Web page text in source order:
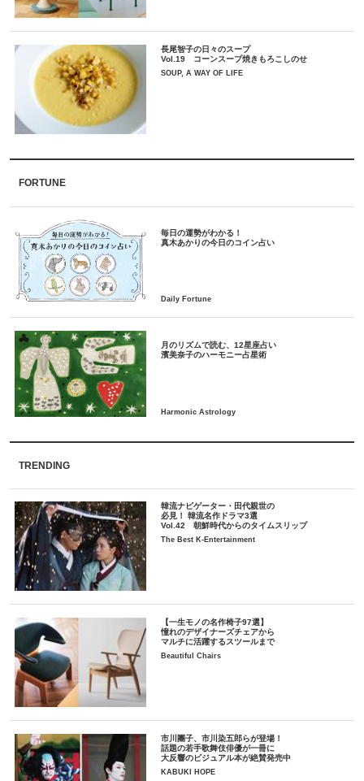
長尾智子の日々のスープ
Vol.19 コーンスープ焼きもろこしのせ
SOUP, A WAY OF LIFE
FORTUNE
毎日の運勢がわかる！
月のリズムで読む、12星座占い
TRENDING
韓流ナビゲーター・田代親世の
必見！ 韓流名作ドラマ3選
Vol.42 朝鮮時代からのタイムスリップ
The Best K-Entertainment
【一生モノの名作椅子97選】
憧れのデザイナーズチェアから
マルチに活躍するスツールまで
Beautiful Chairs
市川團子、市川染五郎らが登場！
話題の若手歌舞伎俳優が一冊に
大反響のビジュアル本が絶賛発売中
KABUKI HOPE